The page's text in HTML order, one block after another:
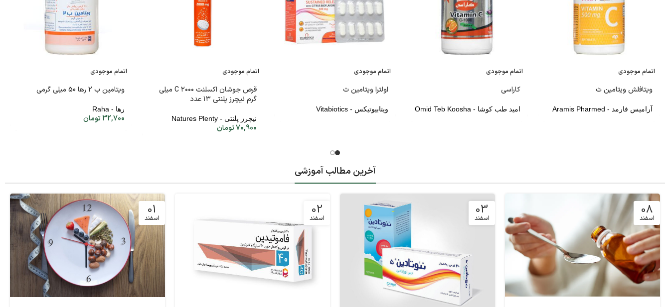
اتمام موجودی
ویتافلش ویتامین ث
آرامیس فارمد - Aramis Pharmed
اتمام موجودی
کاراسی
امید طب کوشا - Omid Teb Koosha
اتمام موجودی
اولترا ویتامین ث
ویتابیوتیکس - Vitabiotics
اتمام موجودی
قرص جوشان اکسلنت C ۲۰۰۰ میلی
گرم نیچرز پلنتی ۱۳ عدد
نیچرز پلنتی - Natures Plenty
70,900تومان
اتمام موجودی
ویتامین ب 2 رها 50 میلی گرمی
رها - Raha
32,700تومان
آخرین مطالب آموزشی
08
اسفند
03
اسفند
02
اسفند
01
اسفند